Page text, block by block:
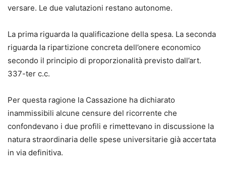
versare. Le due valutazioni restano autonome.
La prima riguarda la qualificazione della spesa. La seconda
riguarda la ripartizione concreta dell’onere economico
secondo il principio di proporzionalità previsto dall’art.
337-ter c.c.
Per questa ragione la Cassazione ha dichiarato
inammissibili alcune censure del ricorrente che
confondevano i due profili e rimettevano in discussione la
natura straordinaria delle spese universitarie già accertata
in via definitiva.